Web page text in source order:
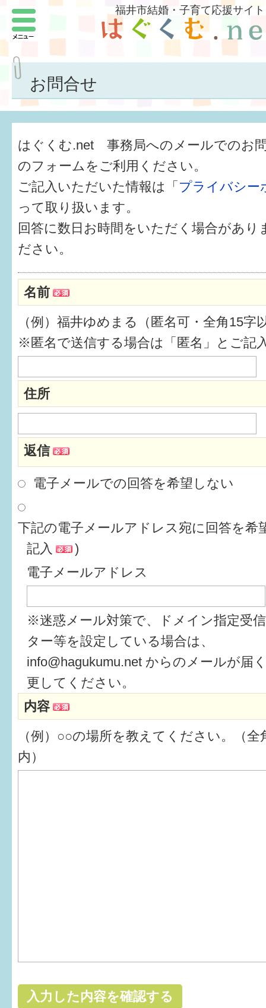
福井市結婚・子育て応援サイト
お問合せ
はぐくむ.net 事務局へのメールでのお
のフォームをご利用ください。
ご記入いただいた情報は「 プライバシー
って取り扱います。
回答に数日お時間をいただく場合があり
ださい。
名前
（例）福井ゆめまる（匿名可・全角15字
※匿名で送信する場合は「匿名」とご記
住所
返信
電子メールでの回答を希望しない
下記の電子メールアドレス宛に回答を希
記入
)
電子メールアドレス
※迷惑メール対策で、ドメイン指定受
ター等を設定している場合は、
info@hagukumu.net からのメールが届
更してください。
内容
（例）○○の場所を教えてください。（全
内）
メニュー
結婚したい
子どもがほしい
福井の子育て環境
子どもを育てよう
もしものときの緊急連絡先
届出・手当・助成
健診・予防接種
仲間づくり・遊び場
子どもを預けたい
入園・入学
相談したい
さまざまな支援
子育てカレンダー
妊娠
3か月〜6か月
6か月〜1歳
1歳〜3歳
3歳〜就学前
就学後〜
子育てマップ
イベントレポート
なるほどコラム
メールマガジン
パパもママも子育て